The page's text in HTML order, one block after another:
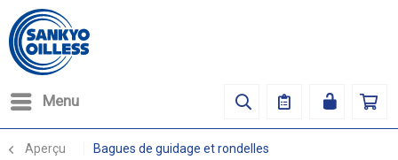
Menu
Aperçu Bagues de guidage et rondelles